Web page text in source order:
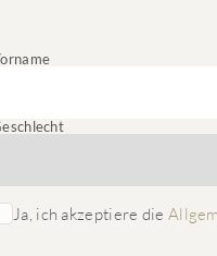
Ja, ich akzeptiere die